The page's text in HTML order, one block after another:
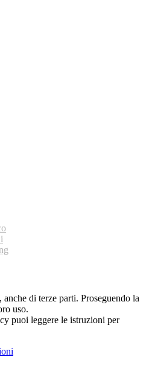
di terze parti. Proseguendo la
uso.
puoi leggere le istruzioni per